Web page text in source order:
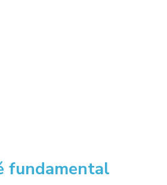
fundamental